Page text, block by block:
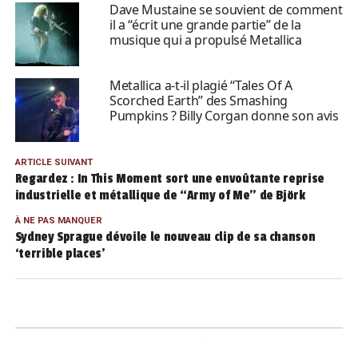
Dave Mustaine se souvient de comment
il a “écrit une grande partie” de la
musique qui a propulsé Metallica
Metallica a-t-il plagié “Tales Of A
Scorched Earth” des Smashing
Pumpkins ? Billy Corgan donne son avis
ARTICLE SUIVANT
Regardez : In This Moment sort une envoûtante reprise
industrielle et métallique de “Army of Me” de Björk
À NE PAS MANQUER
Sydney Sprague dévoile le nouveau clip de sa chanson
‘terrible places’